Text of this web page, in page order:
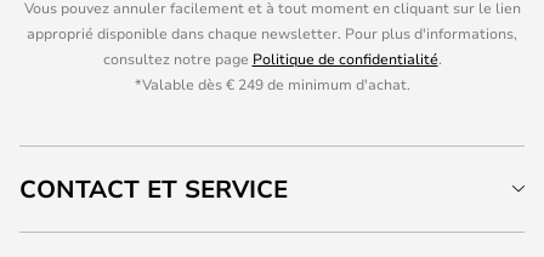
Vous pouvez annuler facilement et à tout moment en cliquant sur le lien
approprié disponible dans chaque newsletter. Pour plus d'informations,
consultez notre page Politique de confidentialité.
*Valable dès € 249 de minimum d'achat.
CONTACT ET SERVICE